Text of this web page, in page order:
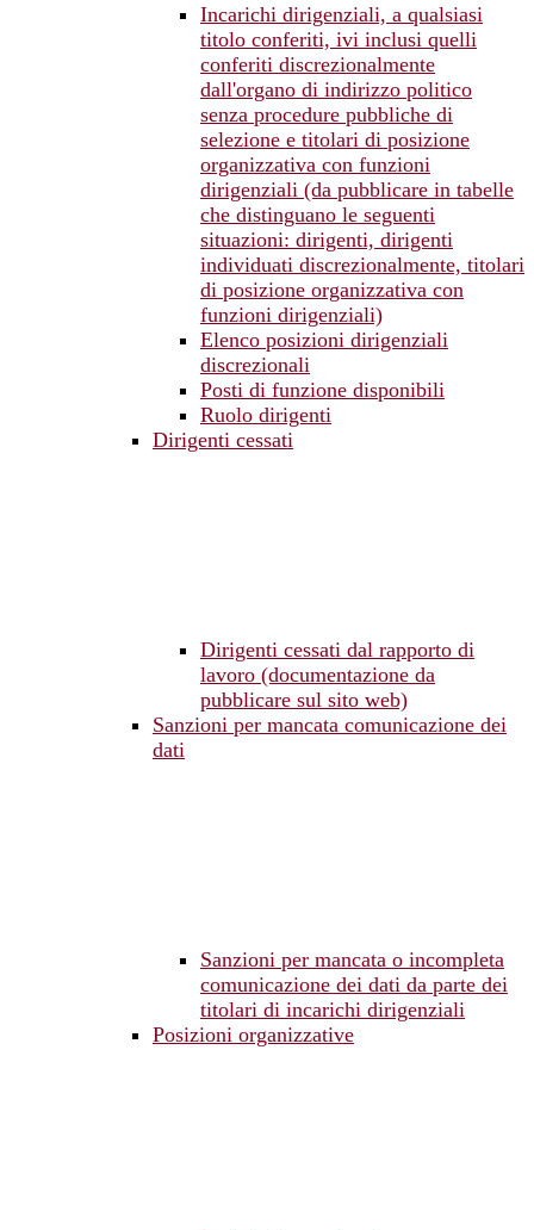
Incarichi dirigenziali, a qualsiasi
titolo conferiti, ivi inclusi quelli
conferiti discrezionalmente
dall'organo di indirizzo politico
senza procedure pubbliche di
selezione e titolari di posizione
organizzativa con funzioni
dirigenziali (da pubblicare in tabelle
che distinguano le seguenti
situazioni: dirigenti, dirigenti
individuati discrezionalmente, titolari
di posizione organizzativa con
funzioni dirigenziali)
Elenco posizioni dirigenziali
discrezionali
Posti di funzione disponibili
Ruolo dirigenti
Dirigenti cessati
Dirigenti cessati dal rapporto di
lavoro (documentazione da
pubblicare sul sito web)
Sanzioni per mancata comunicazione dei
dati
Sanzioni per mancata o incompleta
comunicazione dei dati da parte dei
titolari di incarichi dirigenziali
Posizioni organizzative